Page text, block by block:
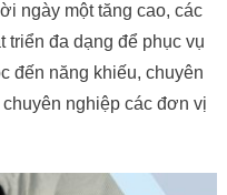
ngày một tăng cao, các
triển đa dạng để phục vụ
đến năng khiếu, chuyên
nghiệp các đơn vị